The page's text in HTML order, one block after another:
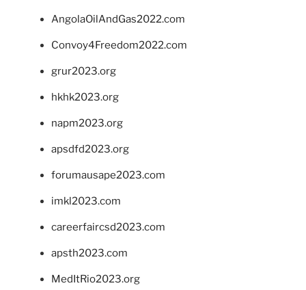
AngolaOilAndGas2022.com
Convoy4Freedom2022.com
grur2023.org
hkhk2023.org
napm2023.org
apsdfd2023.org
forumausape2023.com
imkl2023.com
careerfaircsd2023.com
apsth2023.com
MedItRio2023.org